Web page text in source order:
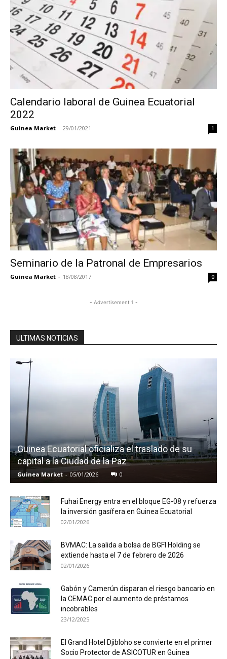
Calendario laboral de Guinea Ecuatorial
2022
Guinea Market - 29/01/2021 1
Seminario de la Patronal de Empresarios
Guinea Market - 18/08/2017 0
- Advertisement 1 -
ULTIMAS NOTICIAS
Guinea Ecuatorial oficializa el traslado de su
capital a la Ciudad de la Paz
Guinea Market - 05/01/2026 0
Fuhai Energy entra en el bloque EG-08 y refuerza
la inversión gasífera en Guinea Ecuatorial
02/01/2026
BVMAC: La salida a bolsa de BGFI Holding se
extiende hasta el 7 de febrero de 2026
02/01/2026
Gabón y Camerún disparan el riesgo bancario en
la CEMAC por el aumento de préstamos
incobrables
23/12/2025
El Grand Hotel Djibloho se convierte en el primer
Socio Protector de ASICOTUR en Guinea